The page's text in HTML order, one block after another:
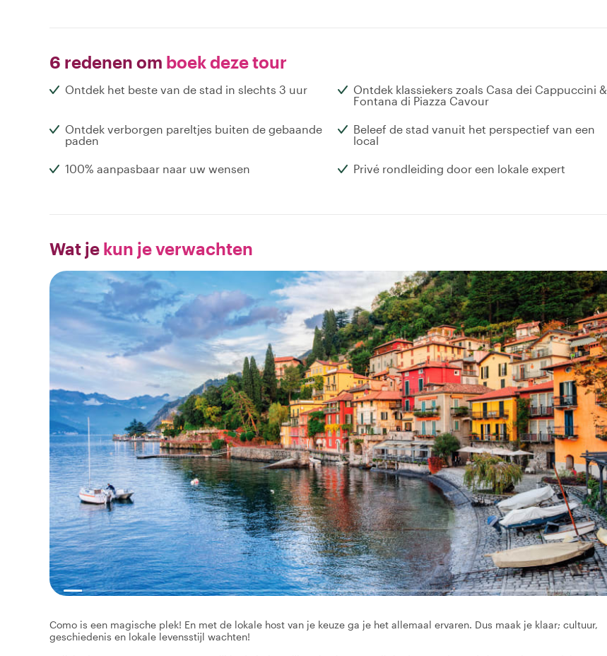
6 redenen om boek deze tour
Ontdek het beste van de stad in slechts 3 uur
Ontdek klassiekers zoals Casa dei Cappuccini &
Fontana di Piazza Cavour
Ontdek verborgen pareltjes buiten de gebaande
paden
Beleef de stad vanuit het perspectief van een
local
100% aanpasbaar naar uw wensen Privé rondleiding door een lokale expert
Wat je kun je verwachten
Como is een magische plek! En met de lokale host van je keuze ga je het allemaal ervaren. Dus maak je klaar; cultuur,
geschiedenis en lokale levensstijl wachten!